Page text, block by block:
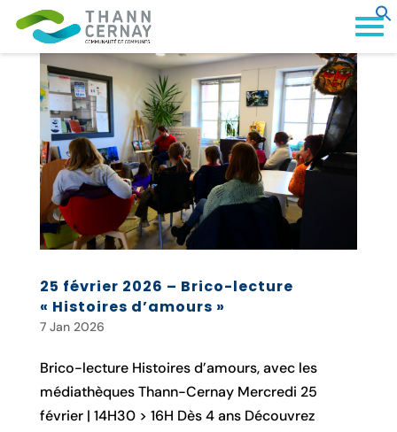
25 février 2026 – Brico-lecture
« Histoires d’amours »
7 Jan 2026
Brico-lecture Histoires d’amours, avec les
médiathèques Thann-Cernay Mercredi 25
février | 14H30 > 16H Dès 4 ans Découvrez